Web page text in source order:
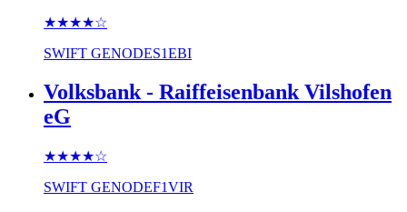
★★★★☆
SWIFT GENODES1EBI
Volksbank - Raiffeisenbank Vilshofen
eG
★★★★☆
SWIFT GENODEF1VIR